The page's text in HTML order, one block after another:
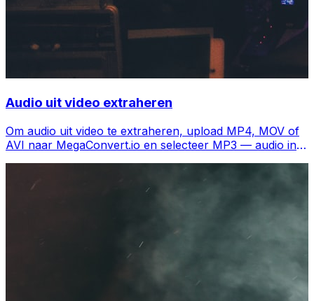
Audio uit video extraheren
Om audio uit video te extraheren, upload MP4, MOV of
AVI naar MegaConvert.io en selecteer MP3 — audio in